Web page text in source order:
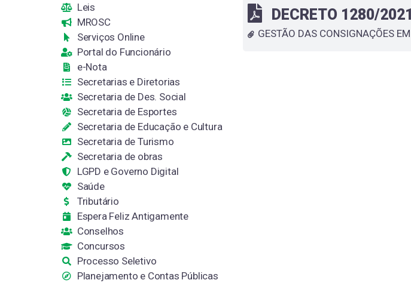
Leis
MROSC
Serviços Online
Portal do Funcionário
e-Nota
Secretarias e Diretorias
Secretaria de Des. Social
Secretaria de Esportes
Secretaria de Educação e Cultura
Secretaria de Turismo
Secretaria de obras
LGPD e Governo Digital
Saúde
Tributário
Espera Feliz Antigamente
Conselhos
Concursos
Processo Seletivo
Planejamento e Contas Públicas
DECRETO 1280/2021